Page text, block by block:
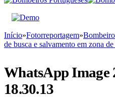
Início»Fotorreportagem»
de busca e salvamento em zona
WhatsApp Image
18.30.13